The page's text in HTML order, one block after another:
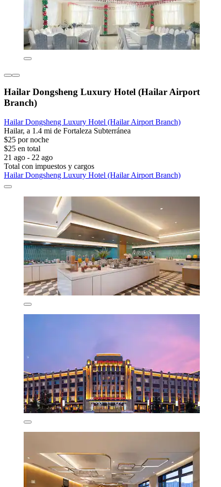
Hailar Dongsheng Luxury Hotel (Hailar Airport
Branch)
Hailar Dongsheng Luxury Hotel (Hailar Airport Branch)
Hailar, a 1.4 mi de Fortaleza Subterránea
$25 por noche
$25 en total
21 ago - 22 ago
Total con impuestos y cargos
Hailar Dongsheng Luxury Hotel (Hailar Airport Branch)